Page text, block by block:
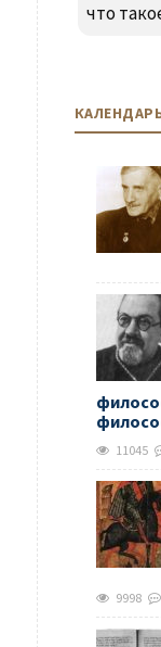
что
11045
9998